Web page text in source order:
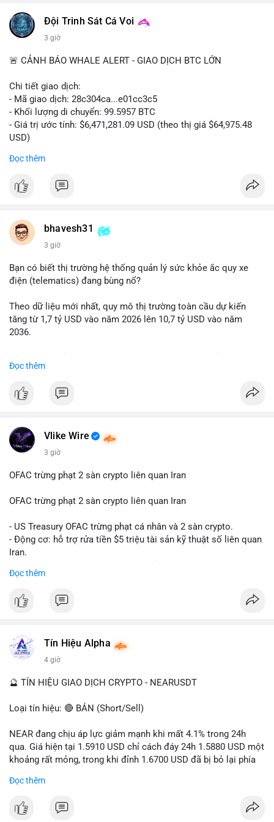
Đội Trinh Sát Cá Voi
3 giờ
🚨 CẢNH BÁO WHALE ALERT - GIAO DỊCH BTC LỚN
Chi tiết giao dịch:
- Mã giao dịch: 28c304ca...e01cc3c5
- Khối lượng di chuyển: 99.5957 BTC
- Giá trị ước tính: $6,471,281.09 USD (theo thị giá $64,975.48
USD)
giá hơn 6.47 triệu USD, cho thấy dấu hiệu chuyển tiền quy mô
thanh khoản hoặc bán, hoặc chuyển sang ví lạnh nhằm tích lũy
dài hạn. Việc giao dịch chưa được xác nhận tạo tâm lý thận
cung ngắn hạn. Nếu BTC vào ví nóng sàn, khả năng cao là
động thái chốt lời; ngược lại, nếu vào ví mới không hoạt động,
Lời khuyên: Nhà đầu tư nhỏ lẻ nên quan sát thêm 2-4 giờ sau
khi giao dịch được xác nhận, tránh hành động theo cảm xúc.
ưu tiên quản trị rủi ro trong giai đoạn biến động mạnh.
#btcmempool65k
Đọc thêm
bhavesh31
3 giờ
Bạn có biết thị trường hệ thống quản lý sức khỏe ắc quy xe
điện (telematics) đang bùng nổ?
Theo dữ liệu mới nhất, quy mô thị trường toàn cầu dự kiến
tăng từ 1,7 tỷ USD vào năm 2026 lên 10,7 tỷ USD vào năm
2036.
hàng năm (CAGR) ấn tượng lên tới 20,2%.
Điều gì đang thúc đẩy sự tăng trưởng vượt bậc này? Hãy cùng
Đọc thêm
Vlike Wire
3 giờ
OFAC trừng phạt 2 sàn crypto liên quan Iran
OFAC trừng phạt 2 sàn crypto liên quan Iran
- US Treasury OFAC trừng phạt cá nhân và 2 sàn crypto.
- Động cơ: hỗ trợ rửa tiền $5 triệu tài sản kỹ thuật số liên quan
Iran.
- Tác động: rủi ro cho thị trường crypto, tăng áp lực pháp lý.
#binancesquare
#vlikevn #titanbot
📰 Nguồn: Cointelegraph
Đọc thêm
Tín Hiệu Alpha
4 giờ
🔮 TÍN HIỆU GIAO DỊCH CRYPTO - NEARUSDT
Loại tín hiệu: 🔴 BÁN (Short/Sell)
NEAR đang chịu áp lực giảm mạnh khi mất 4.1% trong 24h
qua. Giá hiện tại 1.5910 USD chỉ cách đáy 24h 1.5880 USD một
khoảng rất mỏng, trong khi đỉnh 1.6700 USD đã bị bỏ lại phía
kiểm soát hoàn toàn. Khối lượng giao dịch 10.29 triệu NEAR
tiếp diễn.
Đọc thêm